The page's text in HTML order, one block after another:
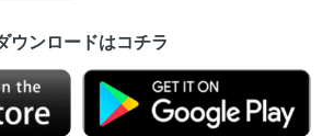
ウンロードはコチラ